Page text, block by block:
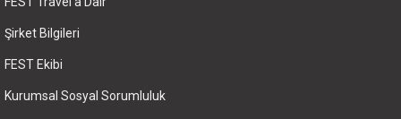
Şirket Bilgileri
FEST Ekibi
Kurumsal Sosyal Sorumluluk